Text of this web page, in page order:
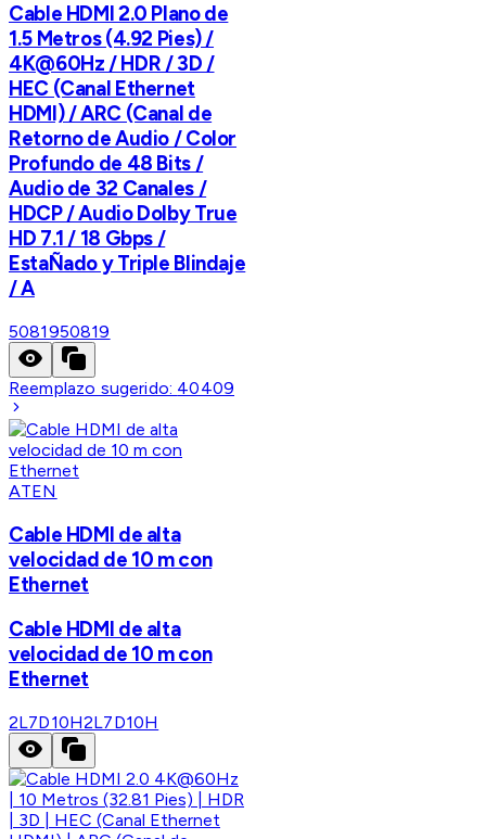
Cable HDMI 2.0 Plano de
1.5 Metros (4.92 Pies) /
4K@60Hz / HDR / 3D /
HEC (Canal Ethernet
HDMI) / ARC (Canal de
Retorno de Audio / Color
Profundo de 48 Bits /
Audio de 32 Canales /
HDCP / Audio Dolby True
HD 7.1 / 18 Gbps /
EstaÑado y Triple Blindaje
/ A
5081950819
Reemplazo sugerido: 40409
ATEN
Cable HDMI de alta
velocidad de 10 m con
Ethernet
Cable HDMI de alta
velocidad de 10 m con
Ethernet
2L7D10H2L7D10H